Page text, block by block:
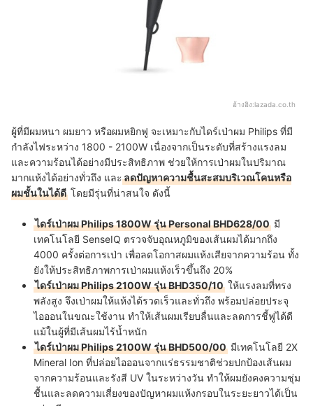
อ้างอิง:lazada.co.th
ผู้ที่มีผมหนา ผมยาว หรือผมหยิกฟู จะเหมาะกับไดร์เป่าผม Philips ที่มี
กำลังไฟระหว่าง 1800 - 2100W เนื่องจากเป็นระดับที่สร้างแรงลม
และความร้อนได้อย่างมีประสิทธิภาพ ช่วยให้การเป่าผมในปริมาณ
มากแห้งได้อย่างทั่วถึง และลดปัญหาความชื้นสะสมบริเวณโคนหรือ
ผมชั้นในได้ดี โดยมีรุ่นที่น่าสนใจ ดังนี้
ไดร์เป่าผม Philips 1800W รุ่น Personal BHD628/00 มี
เทคโนโลยี SenseIQ ตรวจจับอุณหภูมิของเส้นผมได้มากถึง
4000 ครั้งต่อการเป่า เพื่อลดโอกาสผมแห้งเสียจากความร้อน ทั้ง
ยังให้ประสิทธิภาพการเป่าผมแห้งเร็วขึ้นถึง 20%
ไดร์เป่าผม Philips 2100W รุ่น BHD350/10 ให้แรงลมที่ทรง
พลังสูง จึงเป่าผมให้แห้งได้รวดเร็วและทั่วถึง พร้อมปล่อยประจุ
ไอออนในขณะใช้งาน ทำให้เส้นผมเรียบลื่นและลดการชี้ฟูได้ดี
แม้ในผู้ที่มีเส้นผมไร้น้ำหนัก
ไดร์เป่าผม Philips 2100W รุ่น BHD500/00 มีเทคโนโลยี 2X
Mineral Ion ที่ปล่อยไอออนจากแร่ธรรมชาติช่วยปกป้องเส้นผม
จากความร้อนและรังสี UV ในระหว่างวัน ทำให้ผมยังคงความชุ่ม
ชื้นและลดความเสี่ยงของปัญหาผมแห้งกรอบในระยะยาวได้เป็น